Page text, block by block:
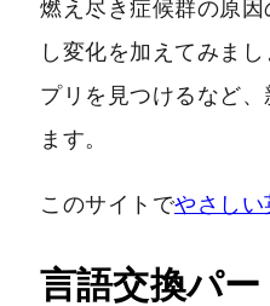
燃え尽き症候群の原
し変化を加えてみま
プリを見つけるなど
ます。
このサイトでやさし
言語交換パ